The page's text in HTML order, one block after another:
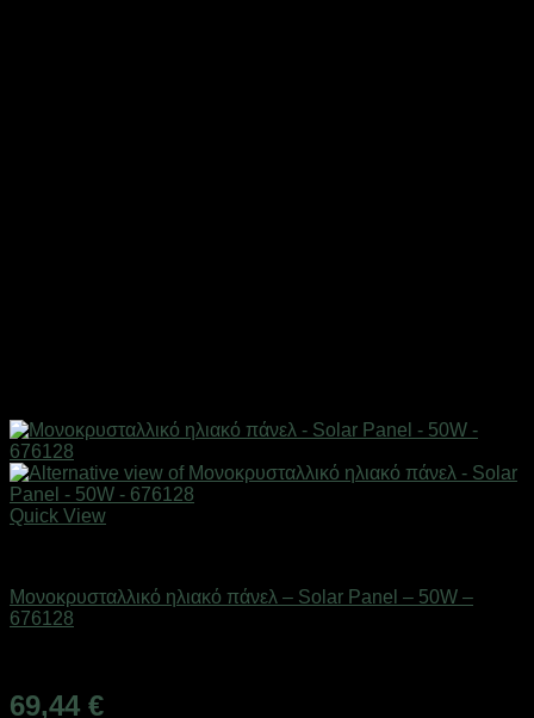
Quick View
Μονοκρυσταλλικό ηλιακό πάνελ – Solar Panel – 50W –
676128
69,44 €